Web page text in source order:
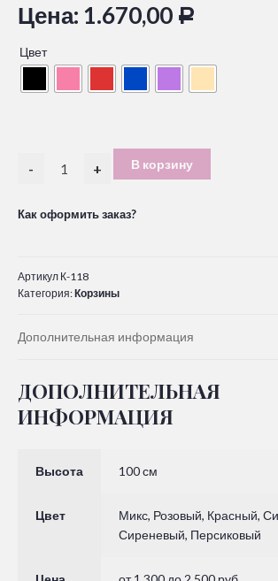
Цена: 1.670,00 Р
Цвет
- + В корзину
Как оформить заказ?
Артикул К-118
Категория:Корзины
Дополнительная информация
ДОПОЛНИТЕЛЬНАЯ
ИНФОРМАЦИЯ
Высота 100 см
Цвет
Микс, Розовый, Красный,
Сиреневый, Персиковый